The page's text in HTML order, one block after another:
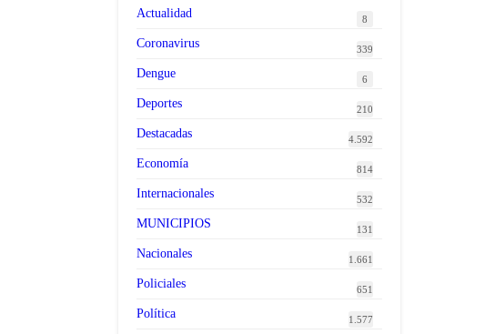
Actualidad
8
Coronavirus 339
Dengue 6
Deportes 210
Destacadas 4.592
Economía 814
Internacionales 532
MUNICIPIOS 131
Nacionales 1.661
Policiales 651
Política 1.577